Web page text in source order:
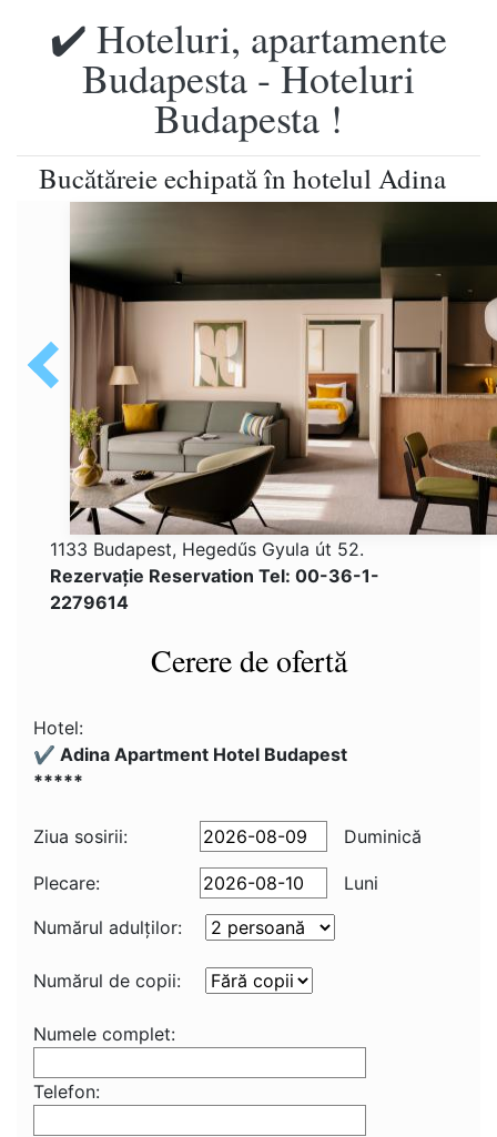
✔️ Hoteluri, apartamente
Budapesta - Hoteluri
Budapesta !
Bucătăreie echipată în hotelul Adina
1133 Budapest, Hegedűs Gyula út 52.
Rezervaţie Reservation Tel: 00-36-1-
2279614
Cerere de ofertă
Hotel:
✔️ Adina Apartment Hotel Budapest
*****
Ziua sosirii: Duminică
Plecare:
Luni
Numărul adulţilor:
Numărul de copii:
Numele complet:
Telefon: